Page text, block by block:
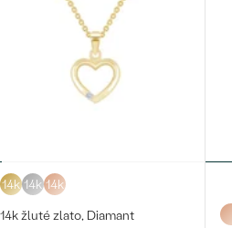
14k 14k 14k
14k žluté zlato, Diamant